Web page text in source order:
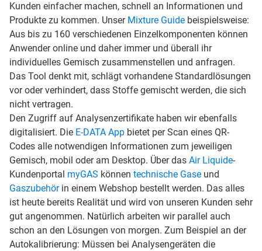
Kunden einfacher machen, schnell an Informationen und
Produkte zu kommen. Unser Mixture Guide beispielsweise:
Aus bis zu 160 verschiedenen Einzelkomponenten können
Anwender online und daher immer und überall ihr
individuelles Gemisch zusammenstellen und anfragen.
Das Tool denkt mit, schlägt vorhandene Standardlösungen
vor oder verhindert, dass Stoffe gemischt werden, die sich
nicht vertragen.
Den Zugriff auf Analysenzertifikate haben wir ebenfalls
digitalisiert. Die E-DATA App bietet per Scan eines QR-
Codes alle notwendigen Informationen zum jeweiligen
Gemisch, mobil oder am Desktop. Über das Air Liquide-
Kundenportal myGAS können technische Gase und
Gaszubehörin einem Webshop bestellt werden. Das alles
ist heute bereits Realität und wird von unseren Kunden sehr
gut angenommen. Natürlich arbeiten wir parallel auch
schon an den Lösungen von morgen. Zum Beispiel an der
Autokalibrierung: Müssen bei Analysengeräten die